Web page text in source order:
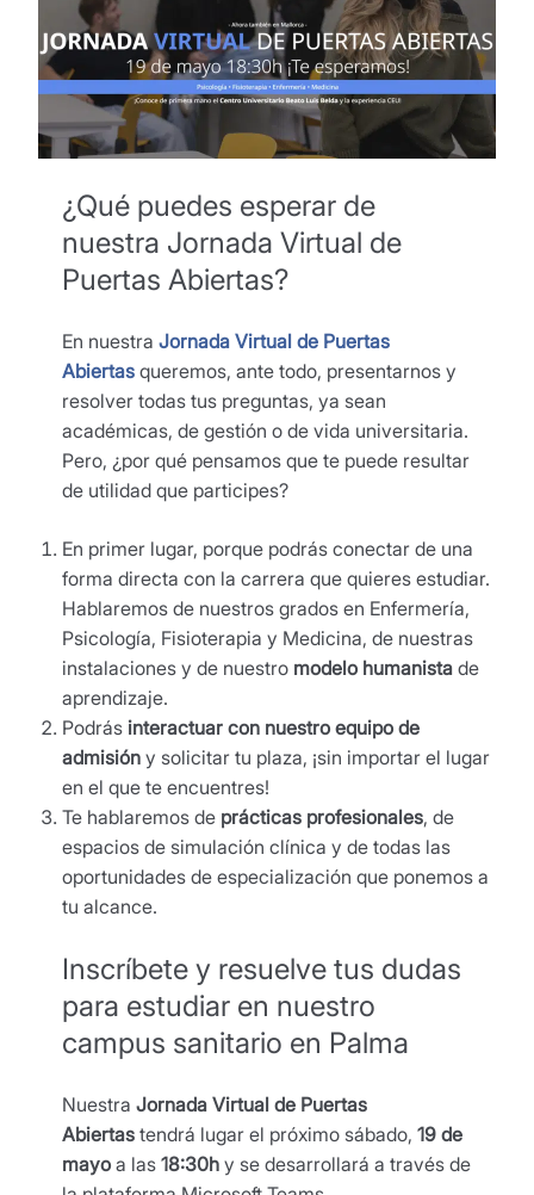
¿Qué puedes esperar de
nuestra Jornada Virtual de
Puertas Abiertas?
En nuestra Jornada Virtual de Puertas
Abiertas queremos, ante todo, presentarnos y
resolver todas tus preguntas, ya sean
académicas, de gestión o de vida universitaria.
Pero, ¿por qué pensamos que te puede resultar
de utilidad que participes?
En primer lugar, porque podrás conectar de una
forma directa con la carrera que quieres estudiar.
Hablaremos de nuestros grados en Enfermería,
Psicología, Fisioterapia y Medicina, de nuestras
instalaciones y de nuestro modelo humanista de
aprendizaje.
Podrás interactuar con nuestro equipo de
admisión y solicitar tu plaza, ¡sin importar el lugar
en el que te encuentres!
Te hablaremos de prácticas profesionales, de
espacios de simulación clínica y de todas las
oportunidades de especialización que ponemos a
tu alcance.
Inscríbete y resuelve tus dudas
para estudiar en nuestro
campus sanitario en Palma
Nuestra Jornada Virtual de Puertas
Abiertas tendrá lugar el próximo sábado, 19 de
mayo a las 18:30h y se desarrollará a través de